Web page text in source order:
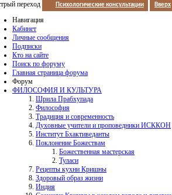
переход Психологические консультации Вверх
Навигация
Кабинет
Личные сообщения
Подписки
Кто на сайте
Поиск по форуму
Главная страница форума
Форум
ФИЛОСОФИЯ И КУЛЬТУРА
Шрила Прабхупада
Философия
Традиция и современность
Духовные учители и проповедники ИСККОН
Институт Бхактиведанты
Поклонение Божествам
Божественная мастерская
Туласи
Рецепты кухни Кришны
Здоровый образ жизни
Индия